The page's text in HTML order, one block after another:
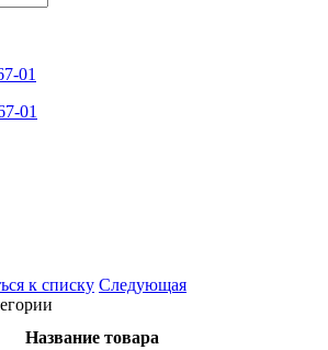
01
01
к списку Следующая
Название товара